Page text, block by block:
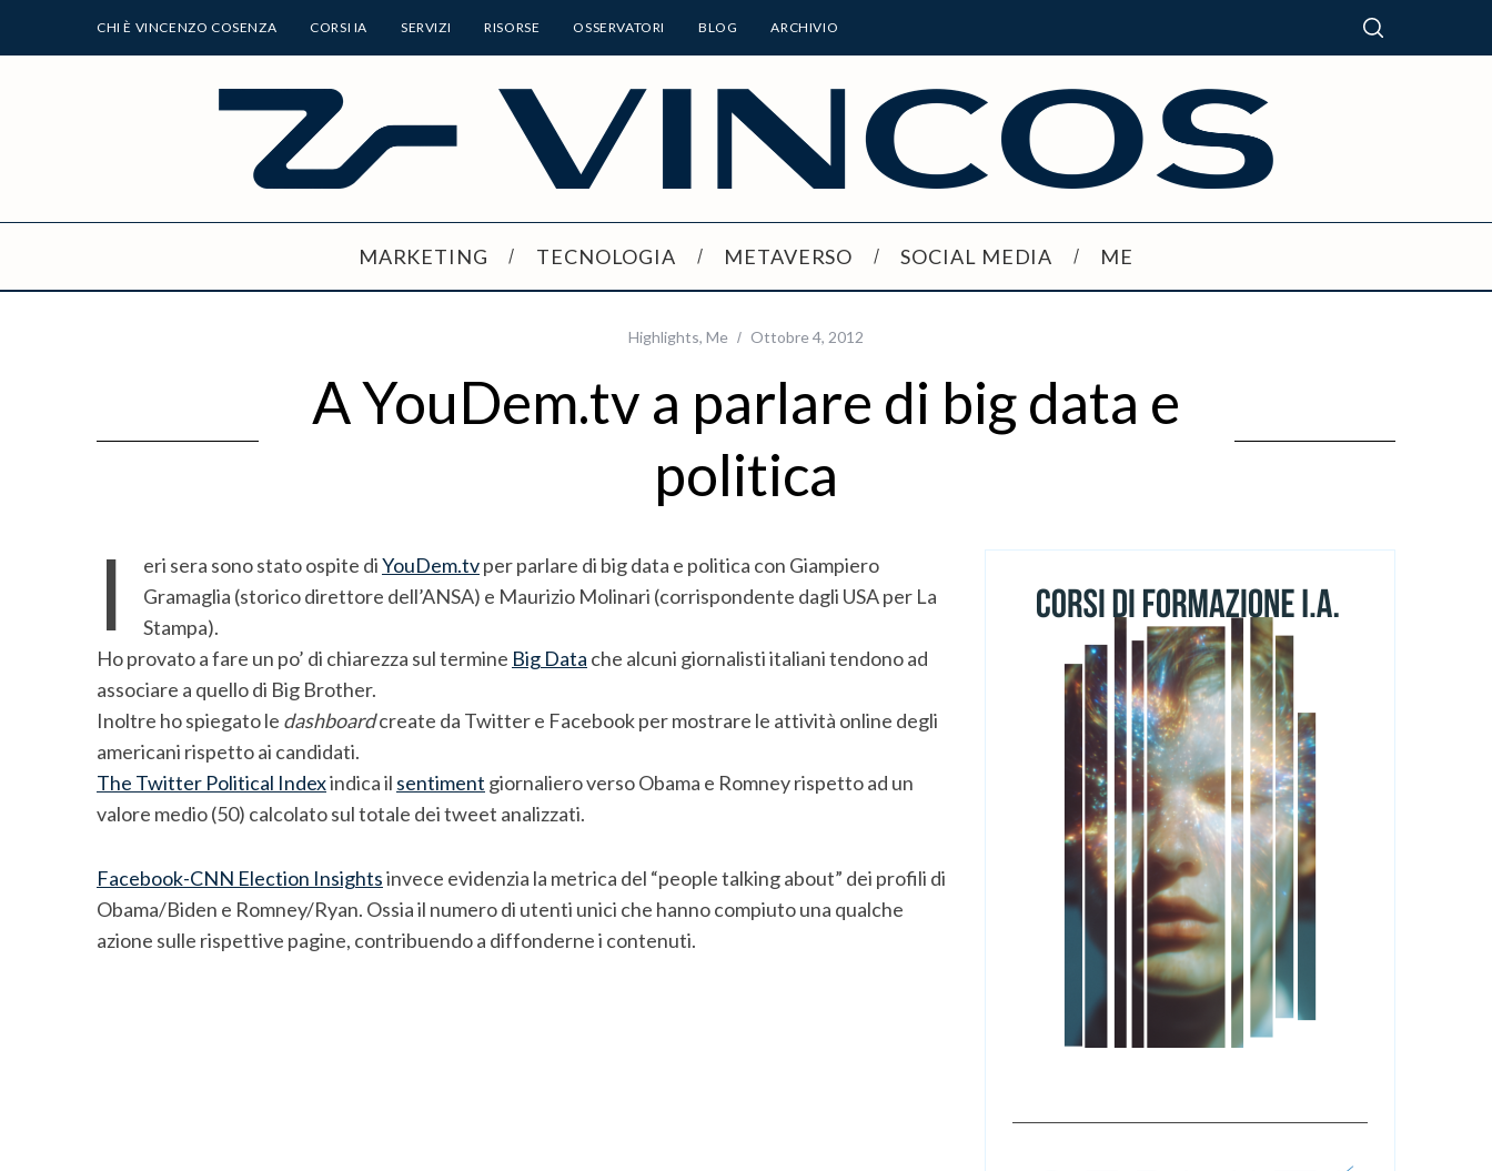
CHI È VINCENZO COSENZA CORSI IA SERVIZI RISORSE OSSERVATORI BLOG ARCHIVIO
MARKETING TECNOLOGIA METAVERSO SOCIAL MEDIA ME
Highlights, Me Ottobre 4, 2012
A YouDem.tv a parlare di big data e
politica
I eri sera sono stato ospite diYouDem.tvper parlare di big data e politica con Giampiero
Gramaglia (storico direttore dell’ANSA) e Maurizio Molinari (corrispondente dagli USA per La
Stampa).
Ho provato a fare un po’ di chiarezza sul termine Big Data che alcuni giornalisti italiani tendono ad
associare a quello di Big Brother.
Inoltre ho spiegato le dashboardcreate da Twitter e Facebook per mostrare le attività online degli
americani rispetto ai candidati.
The Twitter Political Indexindica il sentiment giornaliero verso Obama e Romney rispetto ad un
valore medio (50) calcolato sul totale dei tweet analizzati.
Facebook-CNN Election Insightsinvece evidenzia la metrica del “people talking about” dei profili di
Obama/Biden e Romney/Ryan. Ossia il numero di utenti unici che hanno compiuto una qualche
azione sulle rispettive pagine, contribuendo a diffonderne i contenuti.
e
a
r